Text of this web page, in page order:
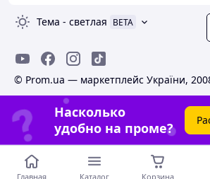
Тема - светлая BETA
© Prom.ua — маркетплейс України,
Насколько
удобно на проме?
Главная Каталог Корзина